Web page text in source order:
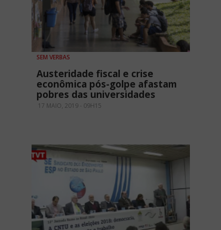
SEM VERBAS
Austeridade fiscal e crise
econômica pós-golpe afastam
pobres das universidades
17 MAIO, 2019 - 09H15